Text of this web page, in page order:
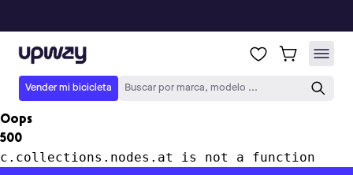
Upway
Vender mi bicicleta Buscar por marca, modelo ...
Oops
500
c.collections.nodes.at is not a function